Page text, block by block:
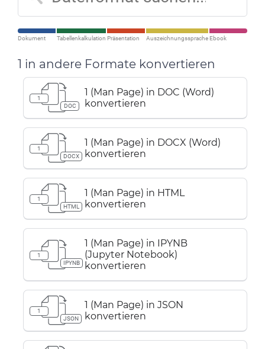
Dokument Tabellenkalkulation Präsentation Auszeichnungssprache Ebook
1 in andere Formate konvertieren
1
DOC
1 (Man Page) in DOC (Word)
konvertieren
1
DOCX
1 (Man Page) in DOCX (Word)
konvertieren
1
HTML
1 (Man Page) in HTML
konvertieren
1
IPYNB
1 (Man Page) in IPYNB
(Jupyter Notebook)
konvertieren
1
JSON
1 (Man Page) in JSON
konvertieren